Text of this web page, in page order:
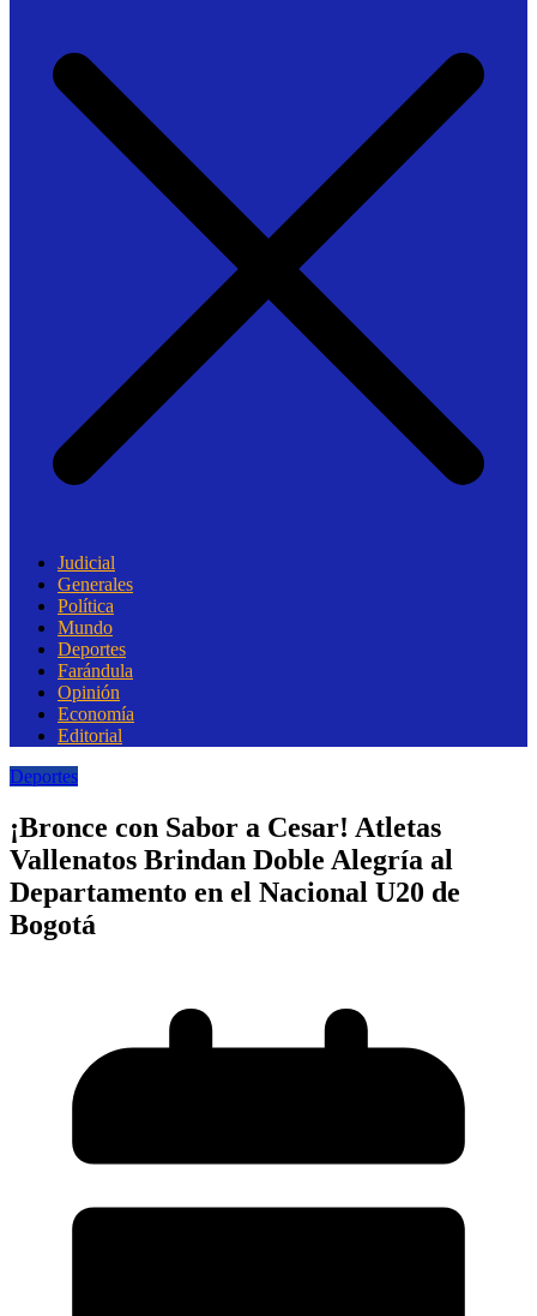
Judicial
Generales
Política
Mundo
Deportes
Farándula
Opinión
Economía
Editorial
Deportes
¡Bronce con Sabor a Cesar! Atletas
Vallenatos Brindan Doble Alegría al
Departamento en el Nacional U20 de
Bogotá